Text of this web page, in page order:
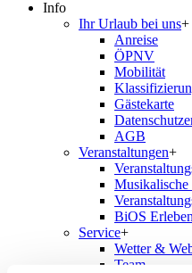
Info
Ihr Urlaub bei uns+
Anreise
ÖPNV
Mobilität
Gästekarte
AGB
Veranstaltungen+
BiOS
Service+
Wetter &
Team